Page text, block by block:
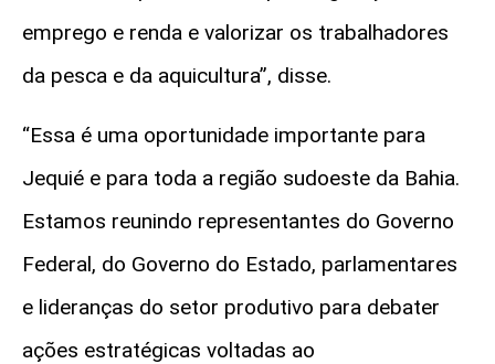
emprego e renda e valorizar os trabalhadores
da pesca e da aquicultura”, disse.
“Essa é uma oportunidade importante para
Jequié e para toda a região sudoeste da Bahia.
Estamos reunindo representantes do Governo
Federal, do Governo do Estado, parlamentares
e lideranças do setor produtivo para debater
ações estratégicas voltadas ao